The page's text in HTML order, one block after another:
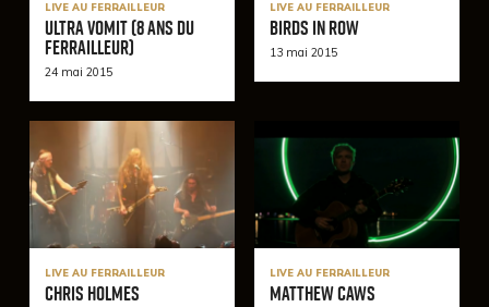
LIVE AU FERRAILLEUR
Ultra Vomit (8 ans du
Ferrailleur)
24 mai 2015
LIVE AU FERRAILLEUR
Birds In Row
13 mai 2015
LIVE AU FERRAILLEUR
Chris Holmes
LIVE AU FERRAILLEUR
Matthew Caws